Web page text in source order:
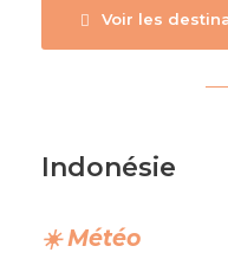
Voir les
Indonésie
☀️ Météo